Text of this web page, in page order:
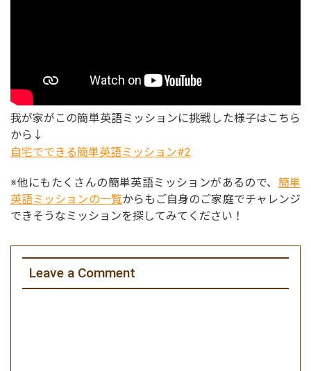
我が家がこの簡単英語ミッションに挑戦した様子はこちら
から↓
自宅でできる簡単英語ミッション#2
※他にもたくさんの簡単英語ミッションがあるので、 簡単
英語ミッションの一覧からもご自身のご家庭でチャレンジ
できそうなミッションを探してみてください！
Leave a Comment